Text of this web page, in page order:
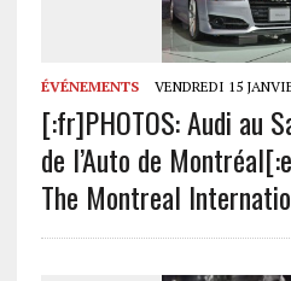
ÉVÉNEMENTS VENDREDI 15
[:fr]PHOTOS: Audi au
de l’Auto de
The Montreal